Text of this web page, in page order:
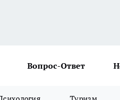
Вопрос-Ответ